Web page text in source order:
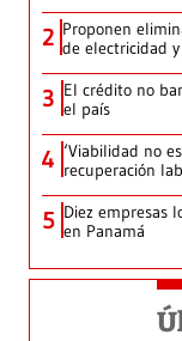
2 Proponen
de electricidad
3 El crédito no
el país
4 ‘Viabilidad no
recuperación
5 Diez empresas
en Panamá